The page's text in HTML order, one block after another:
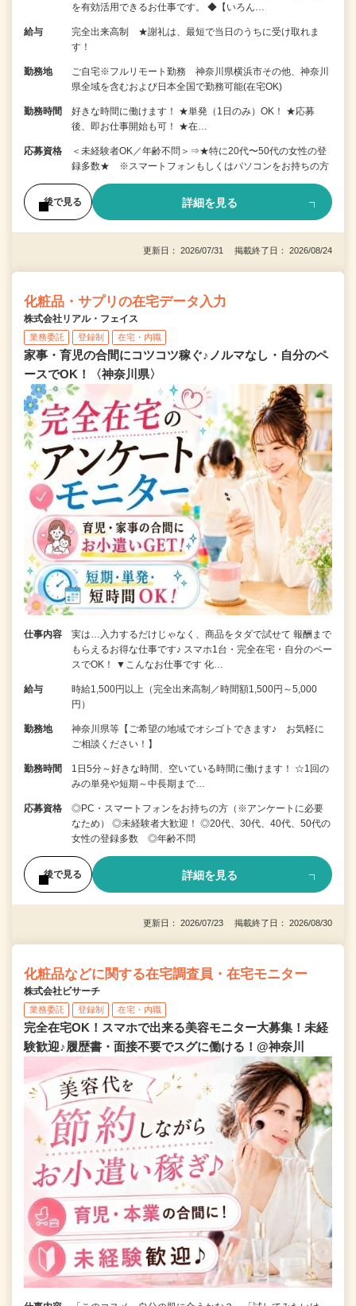
を有効活用できるお仕事です。 ◆【いろん…
給与
完全出来高制 ★謝礼は、最短で当日のうちに受け取れま
す！
勤務地
ご自宅※フルリモート勤務 神奈川県横浜市その他、神奈川
県全域を含むおよび日本全国で勤務可能(在宅OK)
勤務時間
好きな時間に働けます！ ★単発（1日のみ）OK！ ★応募
後、即お仕事開始も可！ ★在…
応募資格
＜未経験者OK／年齢不問＞⇒★特に20代〜50代の女性の登
録多数★ ※スマートフォンもしくはパソコンをお持ちの方
後で見る 詳細を見る
更新日： 2026/07/31 掲載終了日： 2026/08/24
化粧品・サプリの在宅データ入力
株式会社リアル・フェイス
業務委託 登録制 在宅・内職
家事・育児の合間にコツコツ稼ぐ♪ノルマなし・自分のペ
ースでOK！〈神奈川県〉
仕事内容
実は…入力するだけじゃなく、商品をタダで試せて 報酬まで
もらえるお得な仕事です♪ スマホ1台・完全在宅・自分のペー
スでOK！ ▼こんなお仕事です 化…
給与
時給1,500円以上（完全出来高制／時間額1,500円～5,000
円）
勤務地
神奈川県等【ご希望の地域でオシゴトできます♪ お気軽に
ご相談ください！】
勤務時間
1日5分～好きな時間、空いている時間に働けます！ ☆1回の
みの単発や短期～中長期まで…
応募資格
◎PC・スマートフォンをお持ちの方（※アンケートに必要
なため） ◎未経験者大歓迎！ ◎20代、30代、40代、50代の
女性の登録多数 ◎年齢不問
後で見る 詳細を見る
更新日： 2026/07/23 掲載終了日： 2026/08/30
化粧品などに関する在宅調査員・在宅モニター
株式会社ビサーチ
業務委託 登録制 在宅・内職
完全在宅OK！スマホで出来る美容モニター大募集！未経
験歓迎♪履歴書・面接不要でスグに働ける！@神奈川